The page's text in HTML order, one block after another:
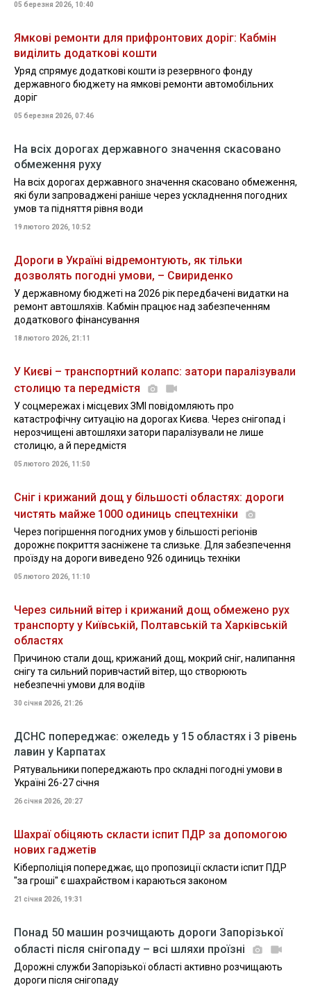
05 березня 2026, 10:40
Ямкові ремонти для прифронтових доріг: Кабмін
виділить додаткові кошти
Уряд спрямує додаткові кошти із резервного фонду
державного бюджету на ямкові ремонти автомобільних
доріг
05 березня 2026, 07:46
На всіх дорогах державного значення скасовано
обмеження руху
На всіх дорогах державного значення скасовано обмеження,
які були запроваджені раніше через ускладнення погодних
умов та підняття рівня води
19 лютого 2026, 10:52
Дороги в Україні відремонтують, як тільки
дозволять погодні умови, – Свириденко
У державному бюджеті на 2026 рік передбачені видатки на
ремонт автошляхів. Кабмін працює над забезпеченням
додаткового фінансування
18 лютого 2026, 21:11
У Києві – транспортний колапс: затори паралізували
столицю та передмістя
У соцмережах і місцевих ЗМІ повідомляють про
катастрофічну ситуацію на дорогах Києва. Через снігопад і
нерозчищені автошляхи затори паралізували не лише
столицю, а й передмістя
05 лютого 2026, 11:50
Сніг і крижаний дощ у більшості областях: дороги
чистять майже 1000 одиниць спецтехніки
Через погіршення погодних умов у більшості регіонів
дорожнє покриття засніжене та слизьке. Для забезпечення
проїзду на дороги виведено 926 одиниць техніки
05 лютого 2026, 11:10
Через сильний вітер і крижаний дощ обмежено рух
транспорту у Київській, Полтавській та Харківській
областях
Причиною стали дощ, крижаний дощ, мокрий сніг, налипання
снігу та сильний поривчастий вітер, що створюють
небезпечні умови для водіїв
30 січня 2026, 21:26
ДСНС попереджає: ожеледь у 15 областях і 3 рівень
лавин у Карпатах
Рятувальники попереджають про складні погодні умови в
Україні 26-27 січня
26 січня 2026, 20:27
Шахраї обіцяють скласти іспит ПДР за допомогою
нових гаджетів
Кіберполіція попереджає, що пропозиції скласти іспит ПДР
"за гроші" є шахрайством і караються законом
21 січня 2026, 19:31
Понад 50 машин розчищають дороги Запорізької
області після снігопаду – всі шляхи проїзні
Дорожні служби Запорізької області активно розчищають
дороги після снігопаду